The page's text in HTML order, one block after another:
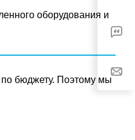
оборудования и
по бюджету. Поэтому мы